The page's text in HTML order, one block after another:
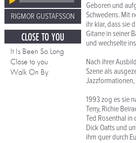
RIGMOR GUSTAFSSON
CLOSE TO YOU
It Is Been So Long
Close to you
Walk On By
Geboren und
Schwedens. Mit
ihr klar, dass sie
Gitarre in seiner
und wechselte
Nach ihrer
Szene als
1993 zog es sie
Terry, Richie
Ted Rosenthal in
Dick Oatts und
ihm quer durch